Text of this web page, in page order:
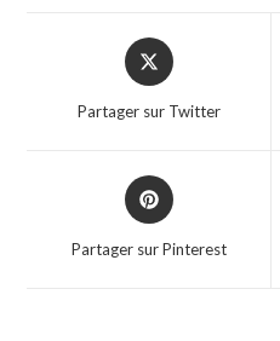
Partager sur Twitter
Partager sur Pinterest